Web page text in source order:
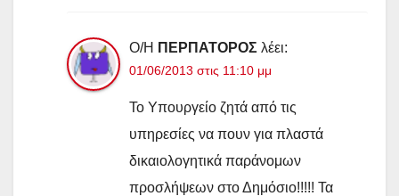
Ο/Η ΠΕΡΠΑΤΟΡΟΣ λέει:
01/06/2013 στις 11:10 μμ
Το Υπουργείο ζητά από τις
υπηρεσίες να πουν για πλαστά
δικαιολογητικά παράνομων
προσλήψεων στο Δημόσιο!!!!! Τα